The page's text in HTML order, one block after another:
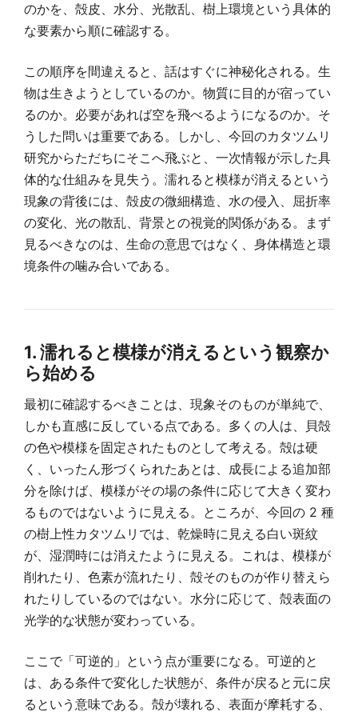
のかを、殻皮、水分、光散乱、樹上環境という具体的
な要素から順に確認する。
この順序を間違えると、話はすぐに神秘化される。生
物は生きようとしているのか。物質に目的が宿ってい
るのか。必要があれば空を飛べるようになるのか。そ
うした問いは重要である。しかし、今回のカタツムリ
研究からただちにそこへ飛ぶと、一次情報が示した具
体的な仕組みを見失う。濡れると模様が消えるという
現象の背後には、殻皮の微細構造、水の侵入、屈折率
の変化、光の散乱、背景との視覚的関係がある。まず
見るべきなのは、生命の意思ではなく、身体構造と環
境条件の噛み合いである。
1. 濡れると模様が消えるという観察か
ら始める
最初に確認するべきことは、現象そのものが単純で、
しかも直感に反している点である。多くの人は、貝殻
の色や模様を固定されたものとして考える。殻は硬
く、いったん形づくられたあとは、成長による追加部
分を除けば、模様がその場の条件に応じて大きく変わ
るものではないように見える。ところが、今回の 2 種
の樹上性カタツムリでは、乾燥時に見える白い斑紋
が、湿潤時には消えたように見える。これは、模様が
削れたり、色素が流れたり、殻そのものが作り替えら
れたりしているのではない。水分に応じて、殻表面の
光学的な状態が変わっている。
ここで「可逆的」という点が重要になる。可逆的と
は、ある条件で変化した状態が、条件が戻ると元に戻
るという意味である。殻が壊れる、表面が摩耗する、